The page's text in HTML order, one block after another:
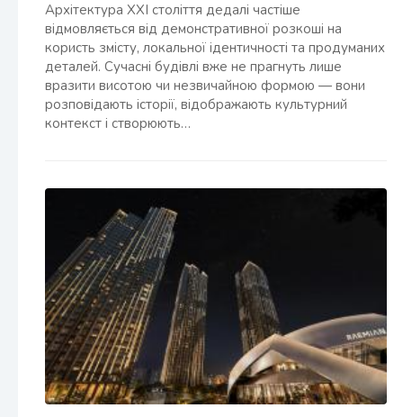
Архітектура XXI століття дедалі частіше
відмовляється від демонстративної розкоші на
користь змісту, локальної ідентичності та продуманих
деталей. Сучасні будівлі вже не прагнуть лише
вразити висотою чи незвичайною формою — вони
розповідають історії, відображають культурний
контекст і створюють…